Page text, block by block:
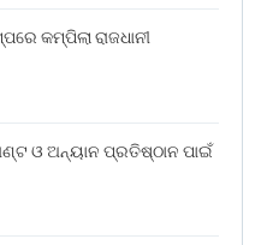
କମ୍ପିଲା ରାଜଧାନୀ
ଓ ଅନ୍ୟାନ ପ୍ରତିଷ୍ଠାନ ପାଇଁ